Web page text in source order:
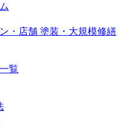
・店舗 塗装・大規模修繕
覧